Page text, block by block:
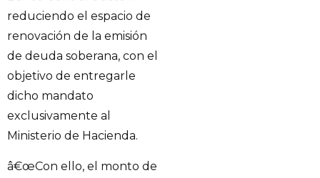
reduciendo el espacio de
renovación de la emisión
de deuda soberana, con el
objetivo de entregarle
dicho mandato
exclusivamente al
Ministerio de Hacienda.
â€œCon ello, el monto de